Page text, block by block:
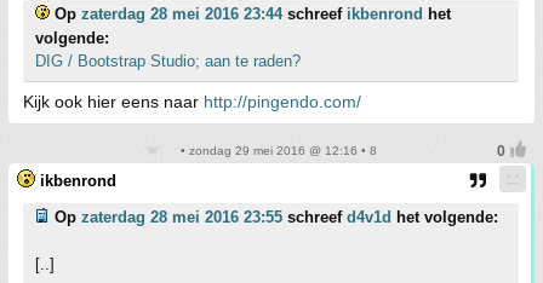
Op zaterdag 28 mei 2016 23:44schreef ikbenrond het
volgende:
DIG / Bootstrap Studio; aan te raden?
Kijk ook hier eens naar http://pingendo.com/
• zondag 29 mei 2016 @ 12:16 • 8
ikbenrond
Op zaterdag 28 mei 2016 23:55 schreef d4v1d het volgende:
[..]